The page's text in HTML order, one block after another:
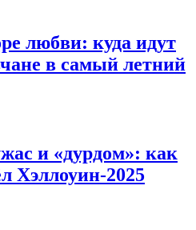
любви: куда идут
в самый летний
и «дурдом»: как
Хэллоуин-2025